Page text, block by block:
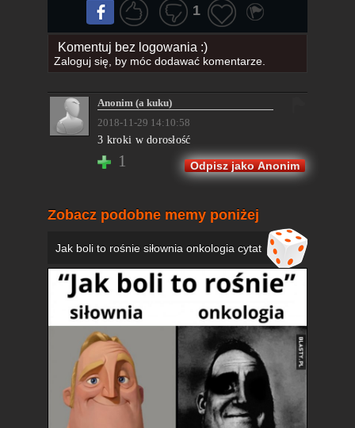
1
Komentuj bez logowania :)
Zaloguj się, by móc dodawać komentarze.
Anonim (a kuku)
2018-11-29 14:10:58
3 kroki w dorosłość
1 Odpisz jako Anonim
Zobacz podobne memy poniżej
Jak boli to rośnie siłownia onkologia cytat